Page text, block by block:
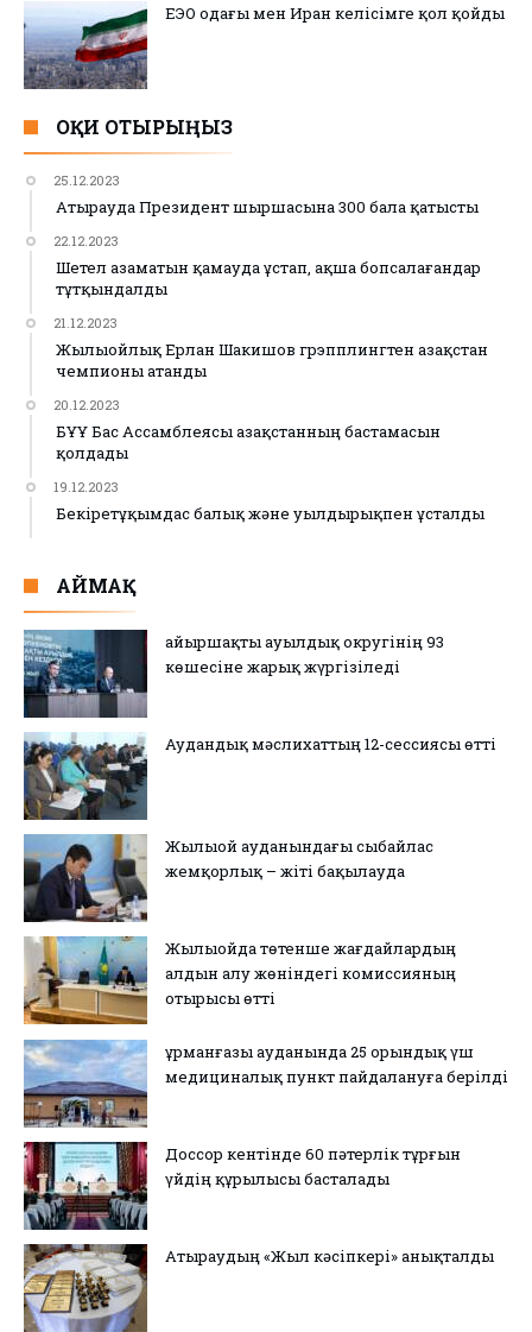
ЕЭО одағы мен Иран келісімге қол қойды
ОҚИ ОТЫРЫҢЫЗ
25.12.2023
Атырауда Президент шыршасына 300 бала қатысты
22.12.2023
Шетел азаматын қамауда ұстап, ақша бопсалағандар
тұтқындалды
21.12.2023
Жылыойлық Ерлан Шакишов грэпплингтен Қазақстан
чемпионы атанды
20.12.2023
БҰҰ Бас Ассамблеясы Қазақстанның бастамасын
қолдады
19.12.2023
Бекіретұқымдас балық және уылдырықпен ұсталды
АЙМАҚ
Қайыршақты ауылдық округінің 93
көшесіне жарық жүргізіледі
Аудандық мәслихаттың 12-сессиясы өтті
Жылыой ауданындағы сыбайлас
жемқорлық – жіті бақылауда
Жылыойда төтенше жағдайлардың
алдын алу жөніндегі комиссияның
отырысы өтті
Құрманғазы ауданында 25 орындық үш
медициналық пункт пайдалануға берілді
Доссор кентінде 60 пәтерлік тұрғын
үйдің құрылысы басталады
Атыраудың «Жыл кәсіпкері» анықталды